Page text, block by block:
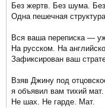
Без жертв. Без шума.
Одна пешечная
Вся ваша переписка —
На русском. На
Зафиксирован ваш
Взяв Джину под
я объявил вам тихий мат.
Не шах. Не гарде. Мат.